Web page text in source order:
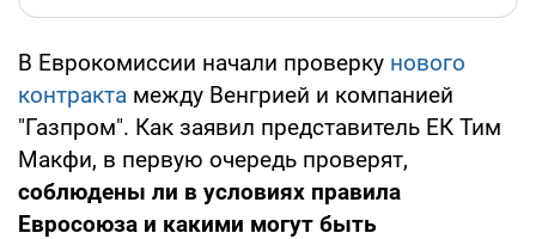
В Еврокомиссии начали проверку нового
контракта между Венгрией и компанией
"Газпром". Как заявил представитель ЕК Тим
Макфи, в первую очередь проверят,
соблюдены ли в условиях правила
Евросоюза и какими могут быть